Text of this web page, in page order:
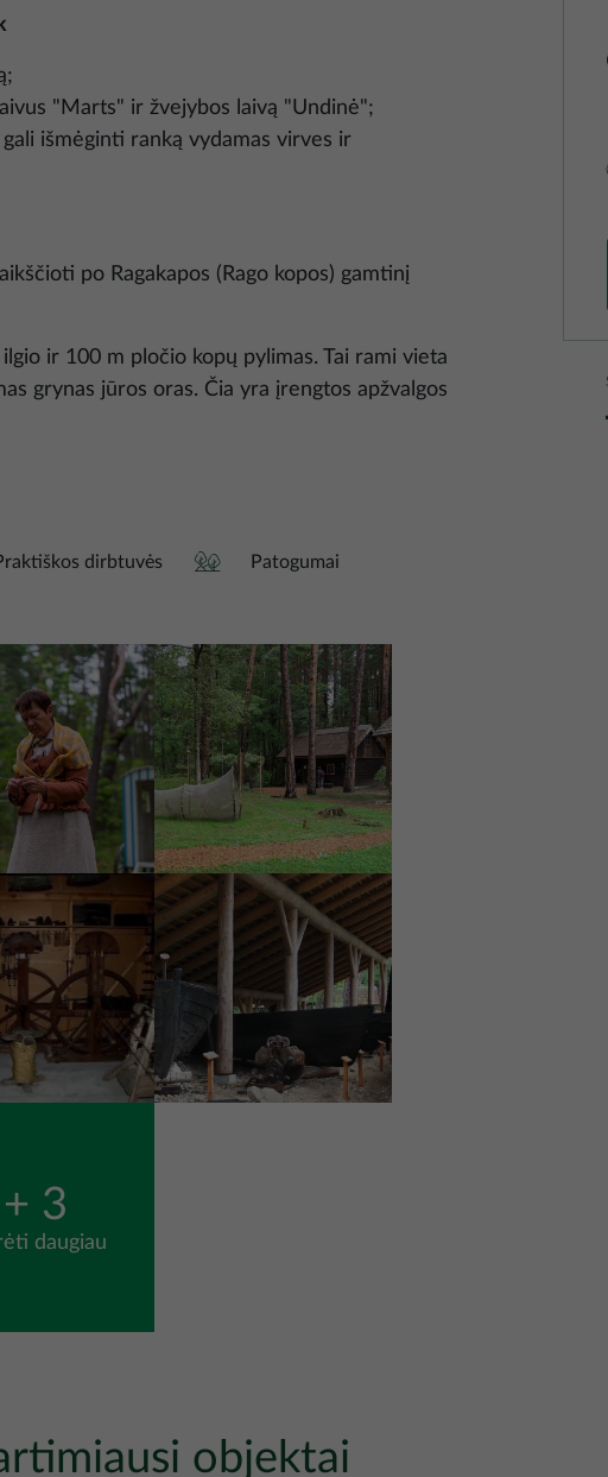
"Marts" ir žvejybos laivą "Undinė";
išmėginti ranką vydamas virves ir
po Ragakapos (Rago kopos) gamtinį
ir 100 m pločio kopų pylimas. Tai rami vieta
grynas jūros oras. Čia yra įrengtos apžvalgos
dirbtuvės Patogumai
Nuotrauka
Nuotrauka
+ 3
daugiau
objektai